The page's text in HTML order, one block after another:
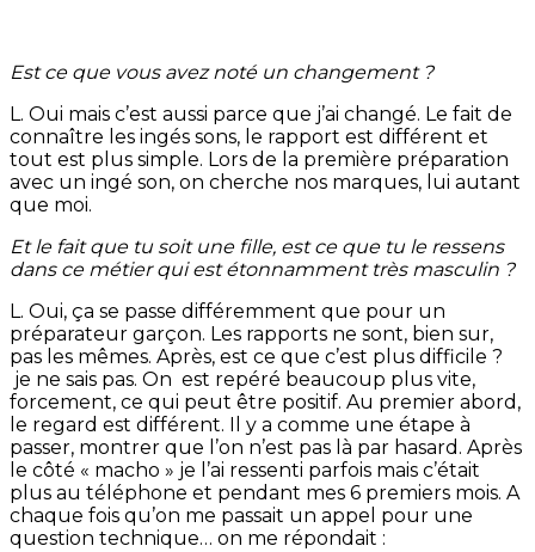
Est ce que vous avez noté un changement ?
L. Oui mais c’est aussi parce que j’ai changé. Le fait de
connaître les ingés sons, le rapport est différent et
tout est plus simple. Lors de la première préparation
avec un ingé son, on cherche nos marques, lui autant
que moi.
Et le fait que tu soit une fille, est ce que tu le ressens
dans ce métier qui est étonnamment très masculin ?
L. Oui, ça se passe différemment que pour un
préparateur garçon. Les rapports ne sont, bien sur,
pas les mêmes. Après, est ce que c’est plus difficile ?
je ne sais pas. On est repéré beaucoup plus vite,
forcement, ce qui peut être positif. Au premier abord,
le regard est différent. Il y a comme une étape à
passer, montrer que l’on n’est pas là par hasard. Après
le côté « macho » je l’ai ressenti parfois mais c’était
plus au téléphone et pendant mes 6 premiers mois. A
chaque fois qu’on me passait un appel pour une
question technique… on me répondait :